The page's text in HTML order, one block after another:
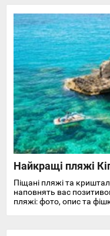
Найкращі пляжі
Піщані пляжі та
наповнять вас
пляжі: фото, опис та